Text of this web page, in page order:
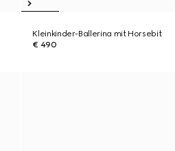
Kleinkinder-Ballerina mit Horsebit
€ 490